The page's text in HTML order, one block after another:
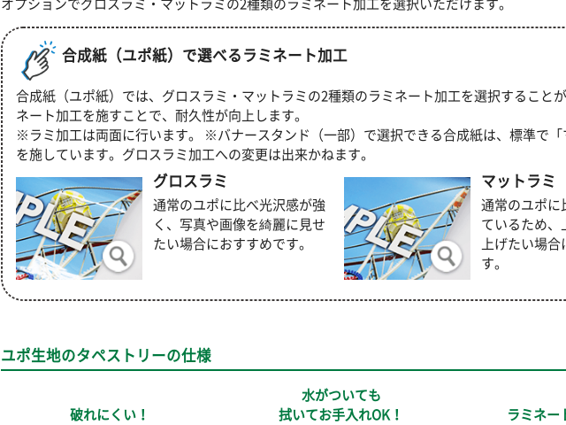
合成紙（ユポ紙）で選べるラミネート加工
合成紙（ユポ紙）では、グロスラミ・マットラミの2種類のラミネート加工を選択すること
ネート加工を施すことで、耐久性が向上します。
※ラミ加工は両面に行います。 ※バナースタンド（一部）で選択できる合成紙は、標準で「
を施しています。グロスラミ加工への変更は出来かねます。
グロスラミ
通常のユポに比べ光沢感が強
く、写真や画像を綺麗に見せ
たい場合におすすめです。
マットラミ
通常のユポに
ているため、
上げたい場合
す。
ユポ生地のタペストリーの仕様
破れにくい！
水がついても
拭いてお手入れOK！
ラミネー